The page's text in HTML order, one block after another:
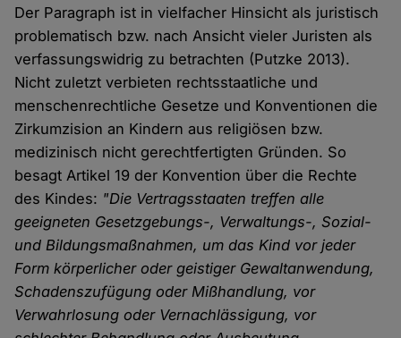
Der Paragraph ist in vielfacher Hinsicht als juristisch
problematisch bzw. nach Ansicht vieler Juristen als
verfassungswidrig zu betrachten (Putzke 2013).
Nicht zuletzt verbieten rechtsstaatliche und
menschenrechtliche Gesetze und Konventionen die
Zirkumzision an Kindern aus religiösen bzw.
medizinisch nicht gerechtfertigten Gründen. So
besagt Artikel 19 der Konvention über die Rechte
des Kindes: "Die Vertragsstaaten treffen alle
geeigneten Gesetzgebungs-, Verwaltungs-, Sozial-
und Bildungsmaßnahmen, um das Kind vor jeder
Form körperlicher oder geistiger Gewaltanwendung,
Schadenszufügung oder Mißhandlung, vor
Verwahrlosung oder Vernachlässigung, vor